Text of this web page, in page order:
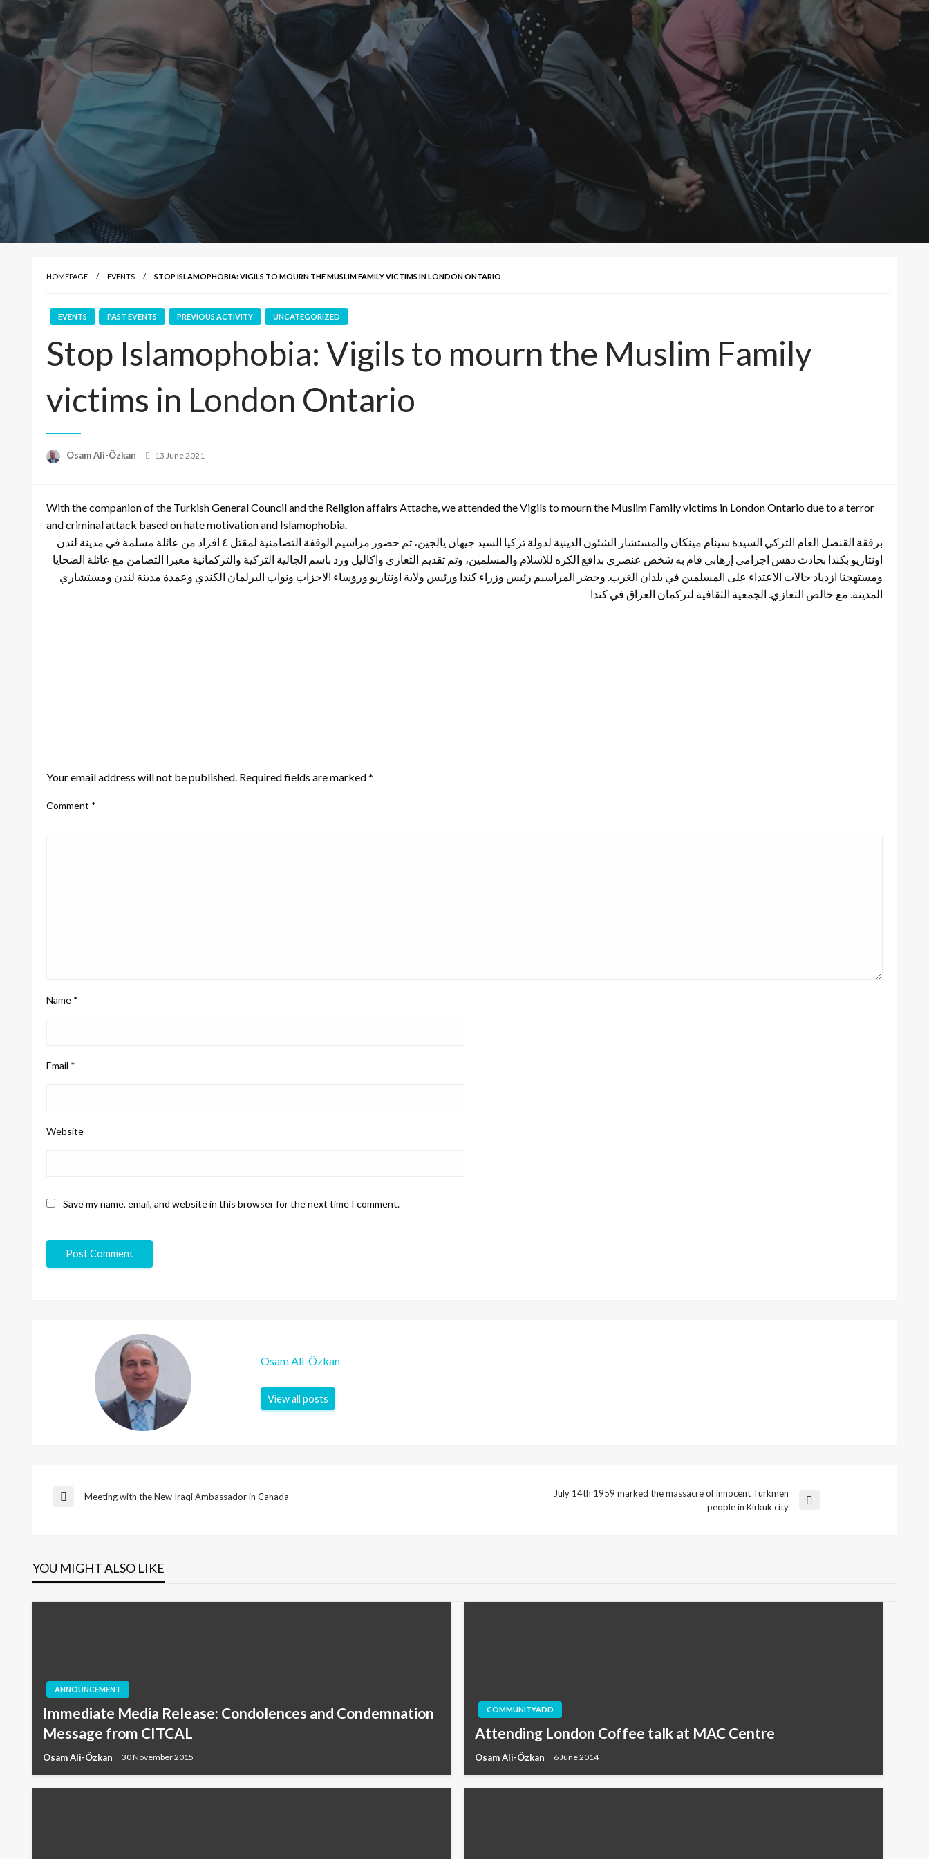
HOMEPAGE EVENTS STOP ISLAMOPHOBIA: VIGILS TO MOURN THE MUSLIM FAMILY VICTIMS IN LONDON ONTARIO
EVENTS PAST EVENTS PREVIOUS ACTIVITY UNCATEGORIZED
Stop Islamophobia: Vigils to mourn the Muslim Family
victims in London Ontario
Osam Ali-Özkan
Posted
13 June 2021
With the companion of the Turkish General Council and the Religion affairs Attache, we attended the Vigils to mourn the Muslim Family victims in London Ontario due to a terror
and criminal attack based on hate motivation and Islamophobia.
برفقة القنصل العام التركي السيدة سينام مينكان والمستشار الشئون الدينية لدولة تركيا السيد جيهان يالجين، تم حضور مراسيم الوقفة التضامنية لمقتل ٤ افراد من عائلة مسلمة في مدينة لندن
اونتاريو بكندا بحادث دهس اجرامي إرهابي قام به شخص عنصري بدافع الكره للاسلام والمسلمين، وتم تقديم التعازي واكاليل ورد باسم الجالية التركية والتركمانية معبرا التضامن مع عائلة الضحايا
ومستهجنا ازدياد حالات الاعتداء على المسلمين في بلدان الغرب. وحضر المراسيم رئيس وزراء كندا ورئيس ولاية اونتاريو ورؤساء الاحزاب ونواب البرلمان الكندي وعمدة مدينة لندن ومستشاري
المدينة. مع خالص التعازي. الجمعية الثقافية لتركمان العراق في كندا
Your email address will not be published. Required fields are marked*
Comment *
Name *
Email *
Website
Save my name, email, and website in this browser for the next time I comment.
Osam Ali-Özkan
View all posts
Post
Previous
Meeting with the New Iraqi Ambassador in Canada
July 14th 1959 marked the massacre of innocent Türkmen
people in Kirkuk city
YOU MIGHT ALSO LIKE
ANNOUNCEMENT
Immediate Media Release: Condolences and Condemnation
Message from CITCAL
Osam Ali-Özkan 30 November 2015
COMMUNITYADD
Attending London Coffee talk at MAC Centre
Osam Ali-Özkan 6 June 2014